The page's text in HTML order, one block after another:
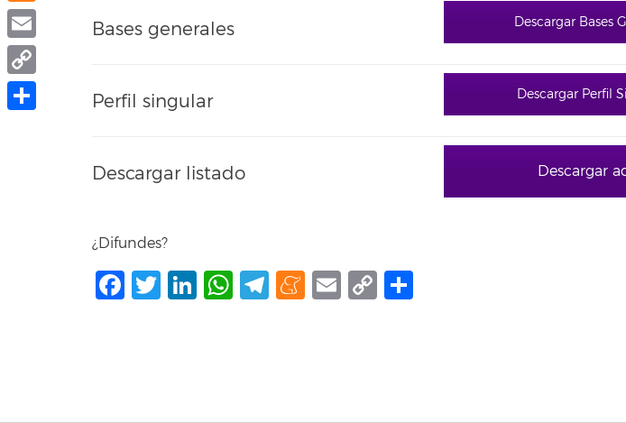
Bases generales Descargar Bases
Perfil singular Descargar Perfil
Descargar listado Descargar
¿Difundes?
Facebook
Twitter
LinkedIn
WhatsApp
Telegram
Meneame
Email
Copy
Meneame
Email
Copy